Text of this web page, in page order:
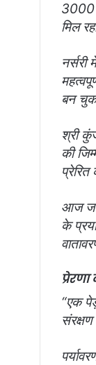
3000
मिल
बन
श्री
की
आज जब
के
“एक